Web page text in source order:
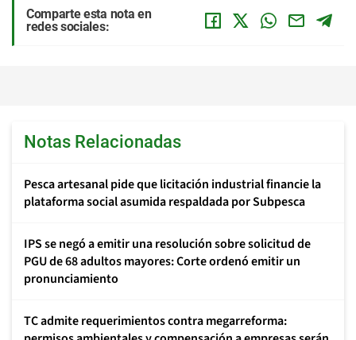
Comparte esta nota en
redes sociales:
Notas Relacionadas
Pesca artesanal pide que licitación industrial financie la
plataforma social asumida respaldada por Subpesca
IPS se negó a emitir una resolución sobre solicitud de
PGU de 68 adultos mayores: Corte ordenó emitir un
pronunciamiento
TC admite requerimientos contra megarreforma: